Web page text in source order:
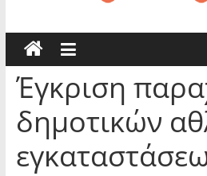
Έγκριση
δημοτικών